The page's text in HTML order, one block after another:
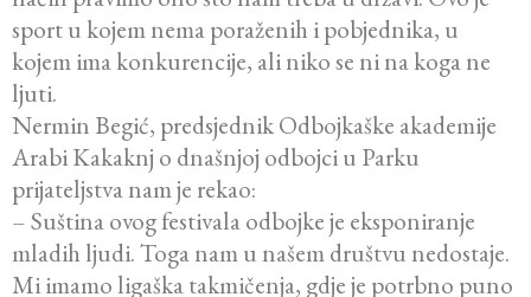
sport u kojem nema poraženih i pobjednika, u
kojem ima konkurencije, ali niko se ni na koga ne
ljuti.
Nermin Begić, predsjednik Odbojkaške akademije
Arabi Kakaknj o dnašnjoj odbojci u Parku
prijateljstva nam je rekao:
– Suština ovog festivala odbojke je eksponiranje
mladih ljudi. Toga nam u našem društvu nedostaje.
Mi imamo ligaška takmičenja, gdje je potrbno puno